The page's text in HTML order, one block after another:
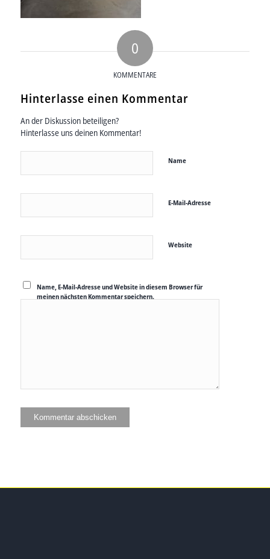
0
KOMMENTARE
Hinterlasse einen Kommentar
An der Diskussion beteiligen?
Hinterlasse uns deinen Kommentar!
Name
E-Mail-Adresse
Website
Name, E-Mail-Adresse und Website in diesem Browser für
meinen nächsten Kommentar speichern.